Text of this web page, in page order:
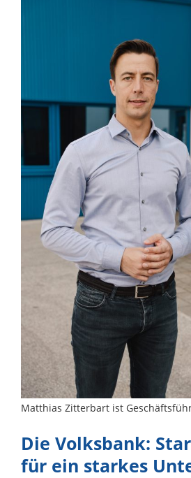
Matthias Zitterbart ist
Die Volksbank:
für ein starkes